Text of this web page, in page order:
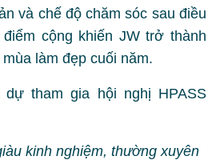
và chế độ chăm sóc sau điều
cộng khiến JW trở thành
làm đẹp cuối năm.
kinh nghiệm, thường xuyên